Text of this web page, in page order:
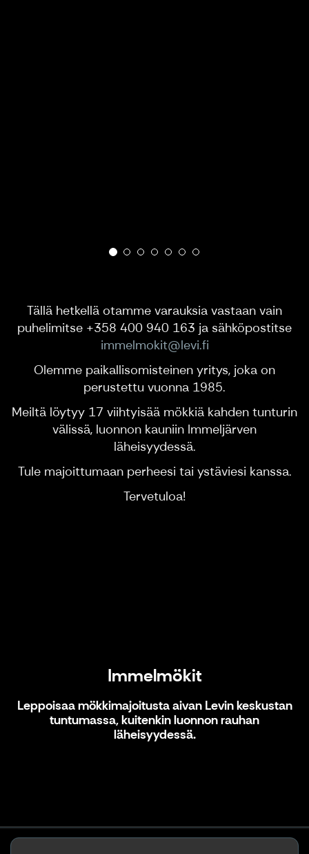
Tällä hetkellä otamme varauksia vastaan vain
puhelimitse +358 400 940 163 ja sähköpostitse
immelmokit@levi.fi
Olemme paikallisomisteinen yritys, joka on
perustettu vuonna 1985.
Meiltä löytyy 17 viihtyisää mökkiä kahden tunturin
välissä, luonnon kauniin Immeljärven
läheisyydessä.
Tule majoittumaan perheesi tai ystäviesi kanssa.
Tervetuloa!
Immelmökit
Leppoisaa mökkimajoitusta aivan Levin keskustan
tuntumassa, kuitenkin luonnon rauhan
läheisyydessä.